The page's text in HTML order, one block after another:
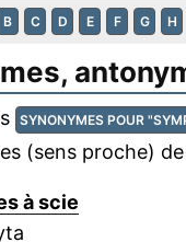
B C D E F G H
SYNONYMES POUR
(sens proche)
à scie